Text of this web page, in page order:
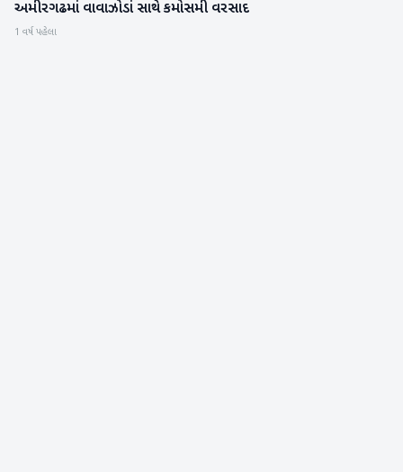
બનાસકાંઠા
અમીરગઢમાં વાવાઝોડાં સાથે કમોસમી વરસાદ
1 વર્ષ પહેલા